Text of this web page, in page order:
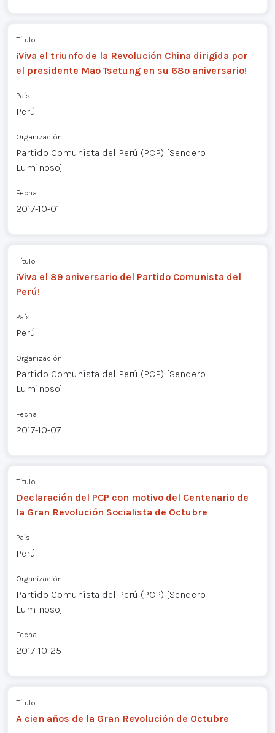
Título
¡Viva el triunfo de la Revolución China dirigida por
el presidente Mao Tsetung en su 68º aniversario!
País
Perú
Organización
Partido Comunista del Perú (PCP) [Sendero
Luminoso]
Fecha
2017-10-01
Título
¡Viva el 89 aniversario del Partido Comunista del
Perú!
País
Perú
Organización
Partido Comunista del Perú (PCP) [Sendero
Luminoso]
Fecha
2017-10-07
Título
Declaración del PCP con motivo del Centenario de
la Gran Revolución Socialista de Octubre
País
Perú
Organización
Partido Comunista del Perú (PCP) [Sendero
Luminoso]
Fecha
2017-10-25
Título
A cien años de la Gran Revolución de Octubre